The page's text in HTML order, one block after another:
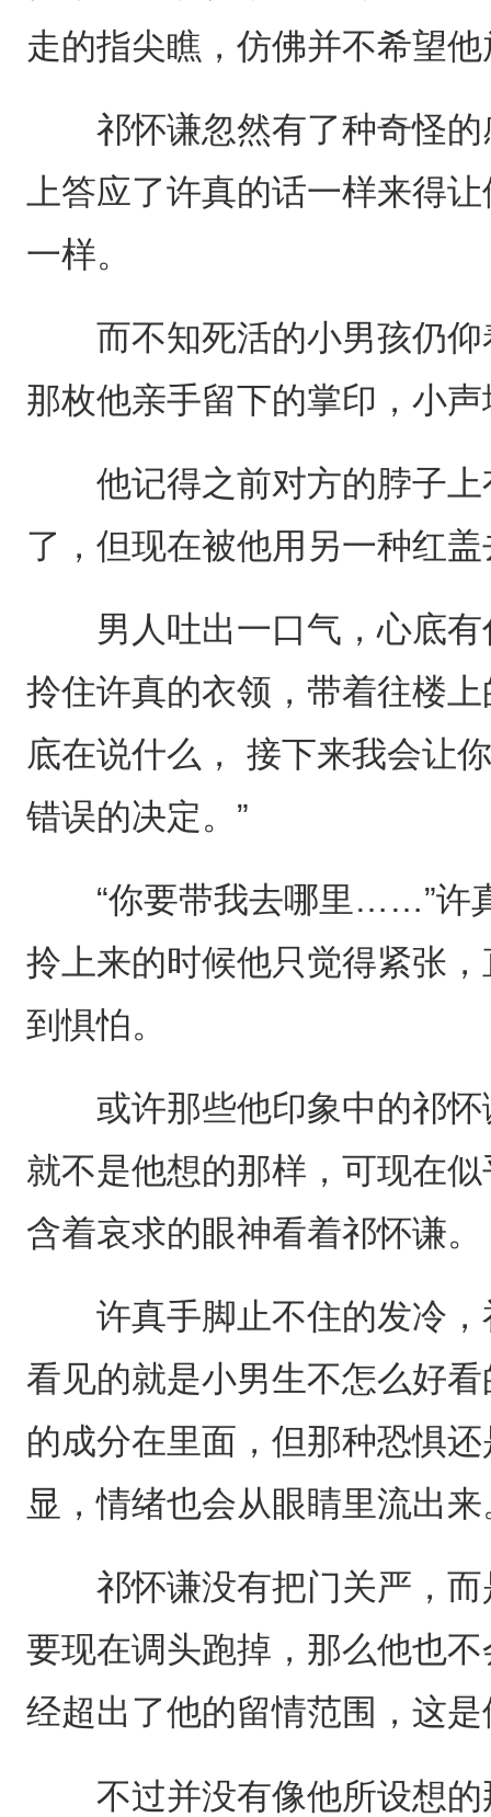
走的指尖瞧，仿佛并不希望
祁怀谦忽然有了种奇怪的
上答应了许真的话一样来得
一样。
而不知死活的小男孩仍仰
那枚他亲手留下的掌印，小
他记得之前对方的脖子上
了，但现在被他用另一种红
男人吐出一口气，心底有
拎住许真的衣领，带着往楼
底在说什么， 接下来我会让
错误的决定。”
“你要带我去哪里……”许真
拎上来的时候他只觉得紧张
到惧怕。
或许那些他印象中的祁怀
就不是他想的那样，可现在
含着哀求的眼神看着祁怀谦。
许真手脚止不住的发冷，
看见的就是小男生不怎么好
的成分在里面，但那种恐惧
显，情绪也会从眼睛里流出来
祁怀谦没有把门关严，而
要现在调头跑掉，那么他也
经超出了他的留情范围，这
不过并没有像他所设想的